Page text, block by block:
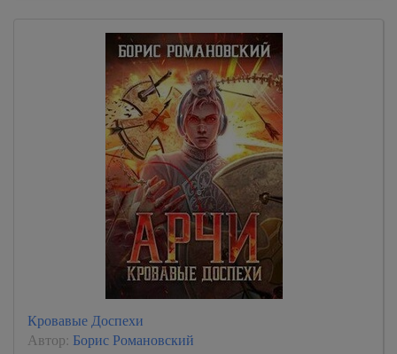
Кровавые Доспехи
Автор: Борис Романовский